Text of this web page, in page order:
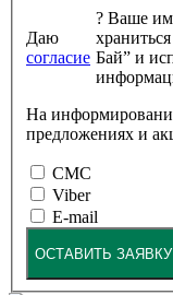
Даю
согласие
? Ваше имя
храниться в базе данных клиентов ООО “Бир
Бай” и
На
предложениях и
СМС
Viber
E-mail
ОСТАВИТЬ ЗАЯВКУ